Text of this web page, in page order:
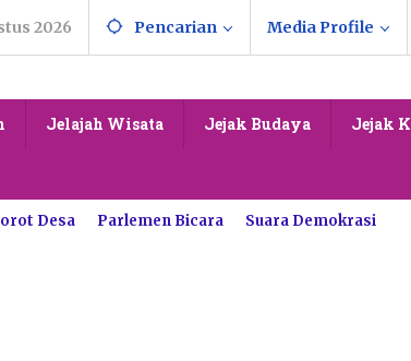
2026 Pencarian Media Profile
Jelajah Wisata Jejak Budaya Jejak
Desa Parlemen Bicara Suara Demokrasi